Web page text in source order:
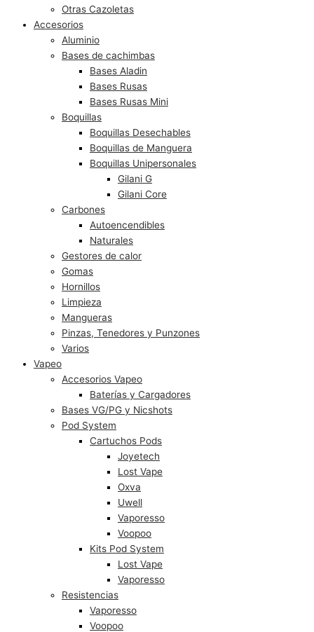
Otras Cazoletas
Accesorios
Aluminio
Bases de cachimbas
Bases Aladin
Bases Rusas
Bases Rusas Mini
Boquillas
Boquillas Desechables
Boquillas de Manguera
Boquillas Unipersonales
Gilani G
Gilani Core
Carbones
Autoencendibles
Naturales
Gestores de calor
Gomas
Hornillos
Limpieza
Mangueras
Pinzas, Tenedores y Punzones
Varios
Vapeo
Accesorios Vapeo
Baterías y Cargadores
Bases VG/PG y Nicshots
Pod System
Cartuchos Pods
Joyetech
Lost Vape
Oxva
Uwell
Vaporesso
Voopoo
Kits Pod System
Lost Vape
Vaporesso
Resistencias
Vaporesso
Voopoo